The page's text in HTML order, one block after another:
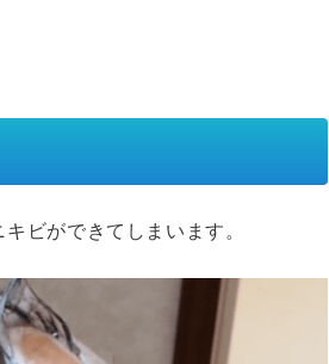
ビができてしまいます。